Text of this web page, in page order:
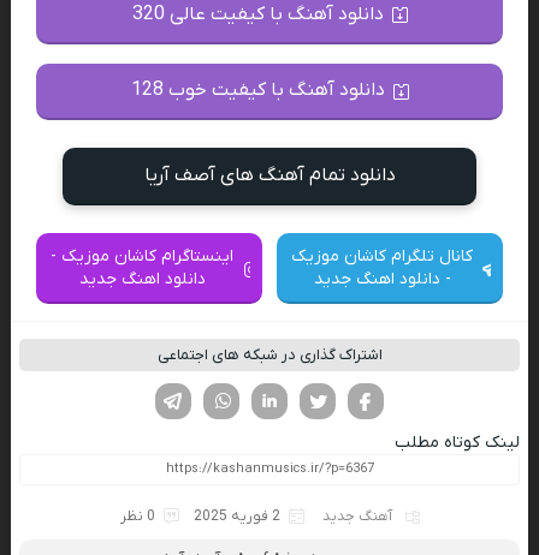
دانلود آهنگ با کیفیت عالی 320
دانلود آهنگ با کیفیت خوب 128
دانلود تمام آهنگ های آصف آریا
کانال تلگرام کاشان موزیک
- دانلود اهنگ جدید
اینستاگرام کاشان موزیک -
دانلود اهنگ جدید
اشتراک گذاری در شبکه های اجتماعی
لینکدین تویتر
فیسوک
لینک کوتاه مطلب
آهنگ جدید 2 فوریه 2025 0 نظر